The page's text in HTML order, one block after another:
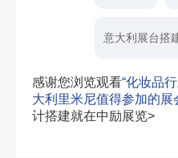
意大利展台搭
感谢您浏览观看“化妆品
大利里米尼值得参加的展
计搭建就在中励展览>